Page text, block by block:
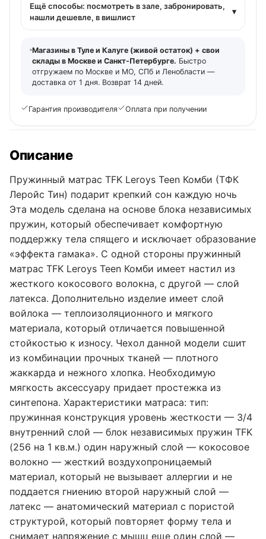
Ещё способы: посмотреть в зале, забронировать,
нашли дешевле, в вишлист
▾
Магазины в Туле и Калуге (живой остаток) + свои
склады в Москве и Санкт-Петербурге. Быстро
отгружаем по Москве и МО, СПб и Ленобласти —
доставка от 1 дня. Возврат 14 дней.
Гарантия производителя Оплата при получении
Описание
Пружинный матрас TFK Leroys Teen Комби (ТФК
Леройс Тин) подарит крепкий сон каждую ночь
Эта модель сделана на основе блока независимых
пружин, который обеспечивает комфортную
поддержку тела спящего и исключает образование
«эффекта гамака». С одной стороны пружинный
матрас TFK Leroys Teen Комби имеет настил из
жесткого кокосового волокна, с другой — слой
латекса. Дополнительно изделие имеет слой
войлока — теплоизоляционного и мягкого
материала, который отличается повышенной
стойкостью к износу. Чехол данной модели сшит
из комбинации прочных тканей — плотного
жаккарда и нежного хлопка. Необходимую
мягкость аксессуару придает простежка из
синтепона. Характеристики матраса: тип:
пружинная конструкция уровень жесткости — 3/4
внутренний слой — блок независимых пружин TFK
(256 на 1 кв.м.) один наружный слой — кокосовое
волокно — жесткий воздухопроницаемый
материал, который не вызывает аллергии и не
поддается гниению второй наружный слой —
латекс — анатомический материал с пористой
структурой, который повторяет форму тела и
снимает напряжение с мышц еще один слой —